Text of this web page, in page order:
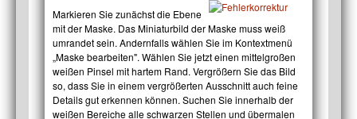
Markieren Sie zunächst die Ebene
mit der Maske. Das Miniaturbild der Maske muss weiß
umrandet sein. Andernfalls wählen Sie im Kontextmenü
„Maske bearbeiten". Wählen Sie jetzt einen mittelgroßen
weißen Pinsel mit hartem Rand. Vergrößern Sie das Bild
so, dass Sie in einem vergrößerten Ausschnitt auch feine
Details gut erkennen können. Suchen Sie innerhalb der
weißen Bereiche alle schwarzen Stellen und übermalen